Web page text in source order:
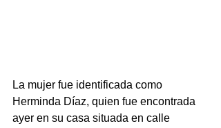
La mujer fue identificada como
Herminda Díaz, quien fue encontrada
ayer en su casa situada en calle